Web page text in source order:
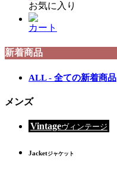
お気に入り
カート
新着商品
ALL - 全ての新着商品
メンズ
Vintageヴィンテージ
Jacketジャケット